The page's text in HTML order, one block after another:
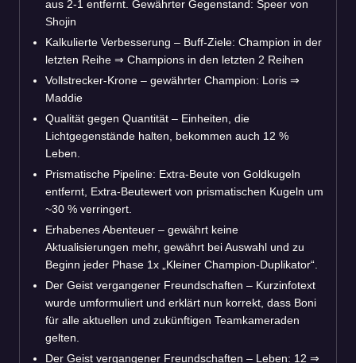
aus 2-1 entfernt. Gewährter Gegenstand: Speer von
Shojin
Kalkulierte Verbesserung – Buff-Ziele: Champion in der
letzten Reihe ⇒ Champions in den letzten 2 Reihen
Vollstrecker-Krone – gewährter Champion: Loris ⇒
Maddie
Qualität gegen Quantität – Einheiten, die
Lichtgegenstände halten, bekommen auch 12 %
Leben.
Prismatische Pipeline: Extra-Beute von Goldkugeln
entfernt, Extra-Beutewert von prismatischen Kugeln um
~30 % verringert.
Erhabenes Abenteuer – gewährt keine
Aktualisierungen mehr, gewährt bei Auswahl und zu
Beginn jeder Phase 1x „Kleiner Champion-Duplikator“.
Der Geist vergangener Freundschaften – Kurzinfotext
wurde umformuliert und erklärt nun korrekt, dass Boni
für alle aktuellen und zukünftigen Teamkameraden
gelten.
Der Geist vergangener Freundschaften – Leben: 12 ⇒